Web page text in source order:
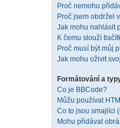
Proč nemohu
Proč jsem obdržel
Jak mohu nahlásit
K čemu slouží
Proč musí být můj
Jak mohu oživit
Formátování a
Co je BBCode?
Můžu používat
Co to jsou smajlíci
Mohu přidávat